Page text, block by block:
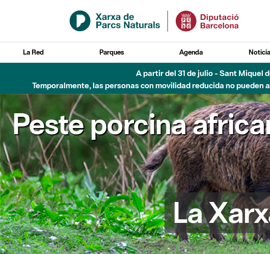
Saltar al contenido principal
La Red Parques Agenda
A partir del 31 de julio - Sant Miquel
Temporalmente, las personas con movilidad reducida no
Peste porcina
La